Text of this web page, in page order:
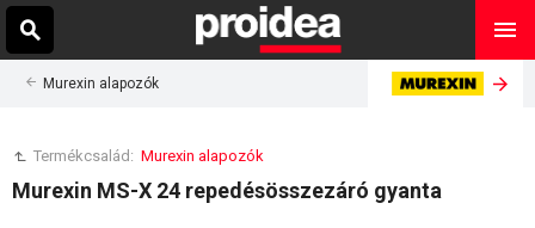
Murexin alapozók
Termékcsalád: Murexin alapozók
Murexin MS-X 24 repedésösszezáró gyanta